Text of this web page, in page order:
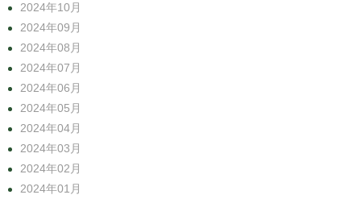
2024年10月
2024年09月
2024年08月
2024年07月
2024年06月
2024年05月
2024年04月
2024年03月
2024年02月
2024年01月